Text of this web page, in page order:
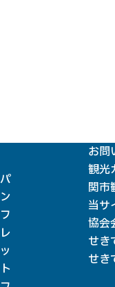
パ
ン
フ
レ
ッ
ト
お問
観光
関市
当サ
協会
せき
せき